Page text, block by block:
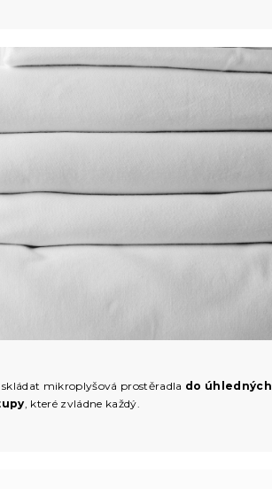
skládat mikroplyšová prostěradla do úhledných
, které zvládne každý.